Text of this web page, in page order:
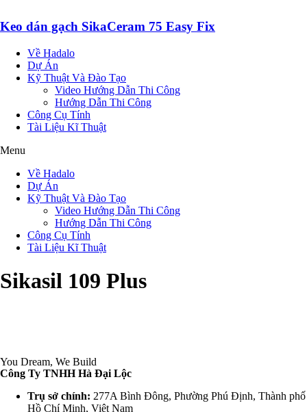
Keo dán gạch SikaCeram 75 Easy Fix
Về Hadalo
Dự Án
Kỹ Thuật Và Đào Tạo
Video Hướng Dẫn Thi Công
Hướng Dẫn Thi Công
Công Cụ Tính
Tài Liệu Kĩ Thuật
Menu
Về Hadalo
Dự Án
Kỹ Thuật Và Đào Tạo
Video Hướng Dẫn Thi Công
Hướng Dẫn Thi Công
Công Cụ Tính
Tài Liệu Kĩ Thuật
Sikasil 109 Plus
You Dream, We Build
Công Ty TNHH Hà Đại Lộc
Trụ sở chính: 277A Bình Đông, Phường Phú Định, Thành phố
Hồ Chí Minh, Việt Nam